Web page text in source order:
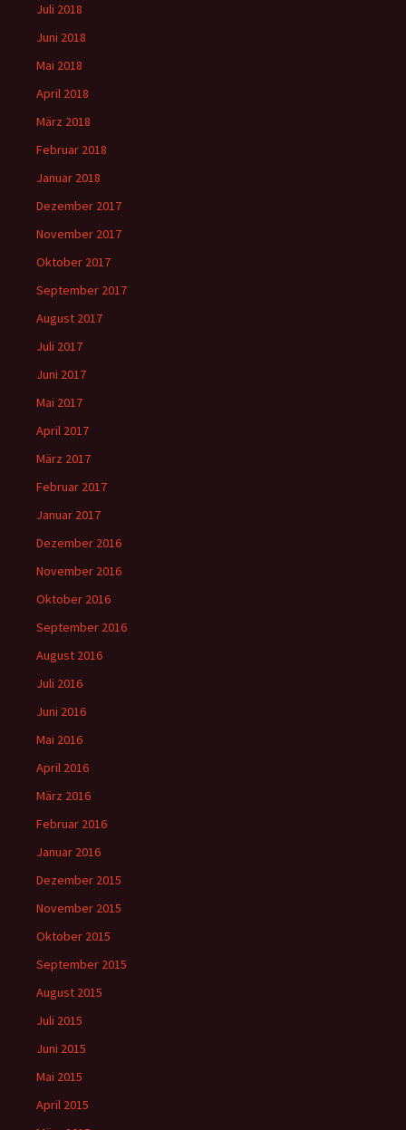
Juli 2018
Juni 2018
Mai 2018
April 2018
März 2018
Februar 2018
Januar 2018
Dezember 2017
November 2017
Oktober 2017
September 2017
August 2017
Juli 2017
Juni 2017
Mai 2017
April 2017
März 2017
Februar 2017
Januar 2017
Dezember 2016
November 2016
Oktober 2016
September 2016
August 2016
Juli 2016
Juni 2016
Mai 2016
April 2016
März 2016
Februar 2016
Januar 2016
Dezember 2015
November 2015
Oktober 2015
September 2015
August 2015
Juli 2015
Juni 2015
Mai 2015
April 2015